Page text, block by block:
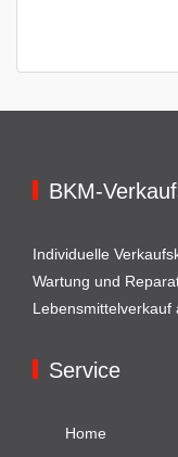
BKM-
Individuelle
Wartung und
Lebensmittelverkauf
Service
Home